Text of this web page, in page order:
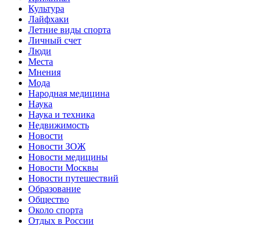
Культура
Лайфхаки
Летние виды спорта
Личный счет
Люди
Места
Мнения
Мода
Народная медицина
Наука
Наука и техника
Недвижимость
Новости
Новости ЗОЖ
Новости медицины
Новости Москвы
Новости путешествий
Образование
Общество
Около спорта
Отдых в России